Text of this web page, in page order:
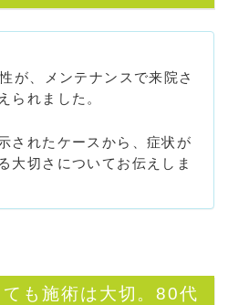
が、メンテナンスで来院さ
られました。
されたケースから、症状が
大切さについてお伝えしま
も施術は大切。80代